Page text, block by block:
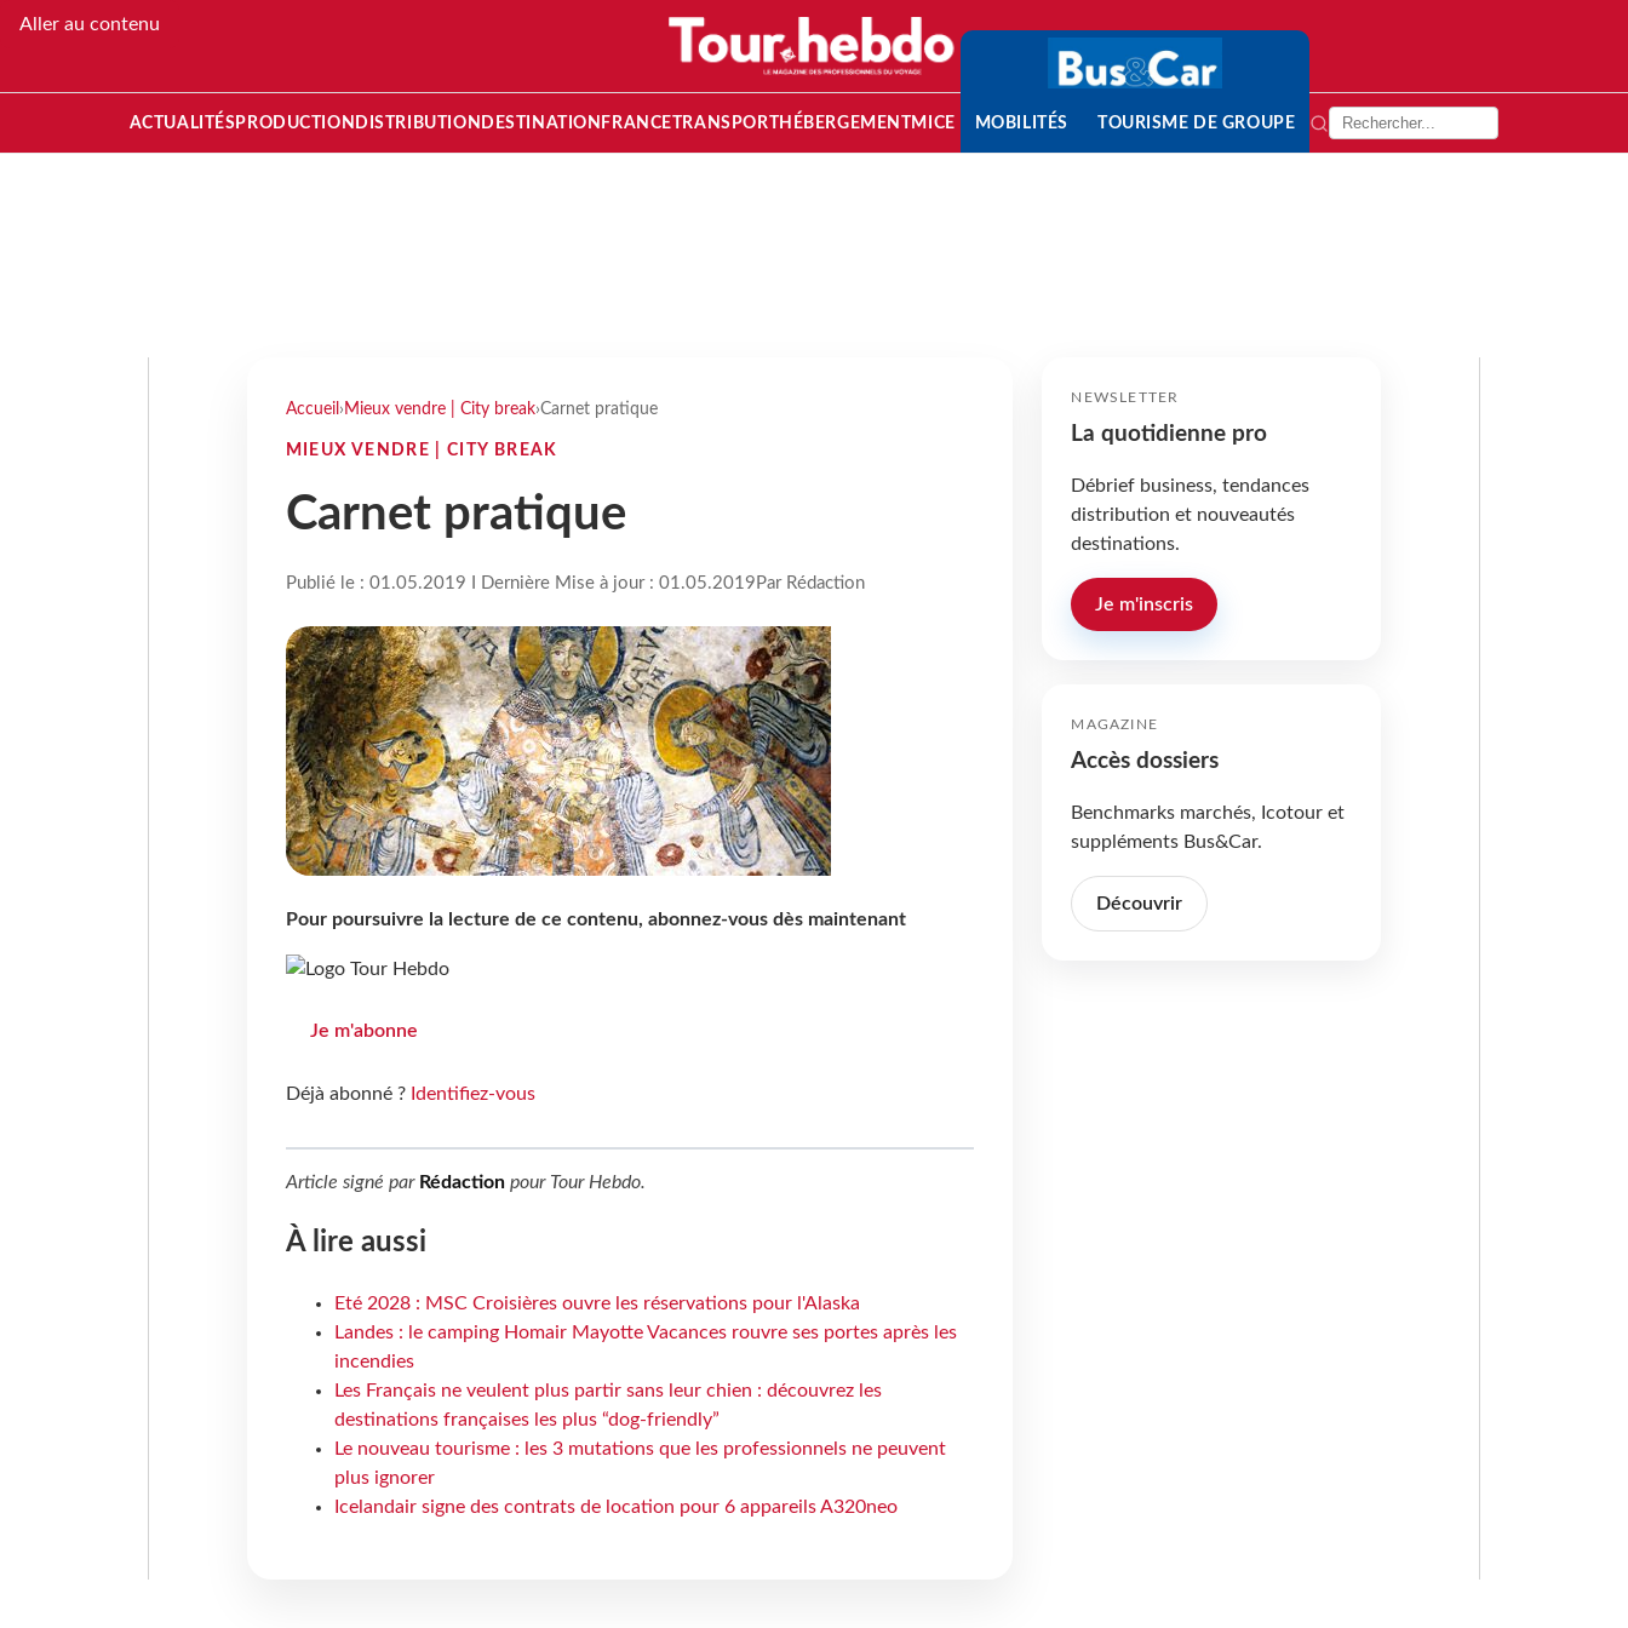
Aller au contenu
ACTUALITÉS PRODUCTION DISTRIBUTION DESTINATION FRANCETRANSPORT HÉBERGEMENTMICE MOBILITÉS TOURISME DE GROUPE
Accueil › Mieux vendre | City break›Carnet pratique
MIEUX VENDRE | CITY BREAK
Carnet pratique
Publié le : 01.05.2019 I Dernière Mise à jour : 01.05.2019 Par Rédaction
Pour poursuivre la lecture de ce contenu, abonnez-vous dès maintenant
Je m'abonne
Déjà abonné ? Identifiez-vous
Article signé par Rédactionpour Tour Hebdo.
À lire aussi
Eté 2028 : MSC Croisières ouvre les réservations pour l'Alaska
Landes : le camping Homair Mayotte Vacances rouvre ses portes après les
incendies
Les Français ne veulent plus partir sans leur chien : découvrez les
destinations françaises les plus “dog-friendly”
Le nouveau tourisme : les 3 mutations que les professionnels ne peuvent
plus ignorer
Icelandair signe des contrats de location pour 6 appareils A320neo
NEWSLETTER
La quotidienne pro
Débrief business, tendances
distribution et nouveautés
destinations.
Je m'inscris
MAGAZINE
Accès dossiers
Benchmarks marchés, Icotour et
suppléments Bus&Car.
Découvrir